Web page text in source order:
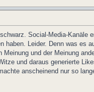
Social-Media-
haben. Leider. Denn was
und der Meinung
und daraus generierte
anscheinend nur so